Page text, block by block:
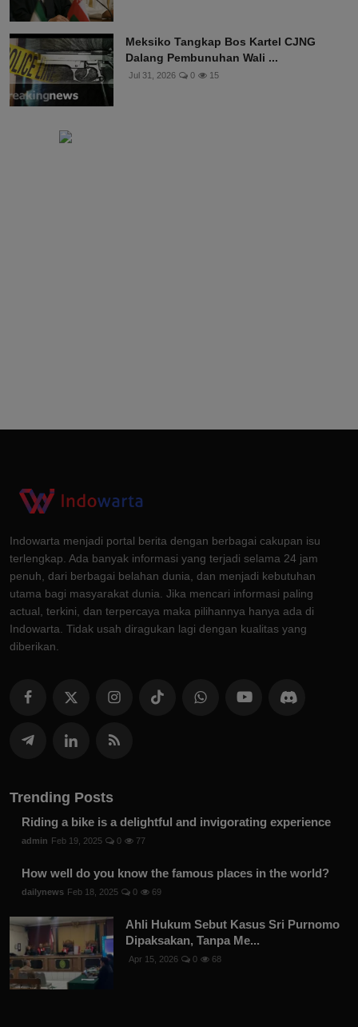
Meksiko Tangkap Bos Kartel CJNG
Dalang Pembunuhan Wali ...
Jul 31, 2026 0 15
Indowarta menjadi portal berita dengan berbagai cakupan isu
terlengkap. Ada banyak informasi yang terjadi selama 24 jam
penuh, dari berbagai belahan dunia, dan menjadi kebutuhan
utama bagi masyarakat dunia. Jika mencari informasi paling
actual, terkini, dan terpercaya maka pilihannya hanya ada di
Indowarta. Tidak usah diragukan lagi dengan kualitas yang
diberikan.
Trending Posts
Riding a bike is a delightful and invigorating experience
admin Feb 19, 2025 0 77
How well do you know the famous places in the world?
dailynews Feb 18, 2025 0 69
Ahli Hukum Sebut Kasus Sri Purnomo
Dipaksakan, Tanpa Me...
Apr 15, 2026 0 68